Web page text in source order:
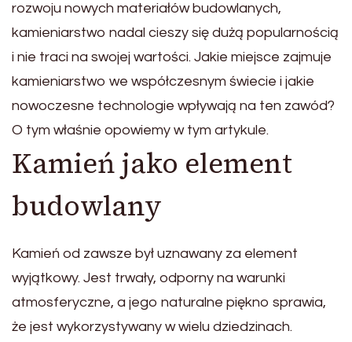
rozwoju nowych materiałów budowlanych,
kamieniarstwo nadal cieszy się dużą popularnością
i nie traci na swojej wartości. Jakie miejsce zajmuje
kamieniarstwo we współczesnym świecie i jakie
nowoczesne technologie wpływają na ten zawód?
O tym właśnie opowiemy w tym artykule.
Kamień jako element
budowlany
Kamień od zawsze był uznawany za element
wyjątkowy. Jest trwały, odporny na warunki
atmosferyczne, a jego naturalne piękno sprawia,
że jest wykorzystywany w wielu dziedzinach.